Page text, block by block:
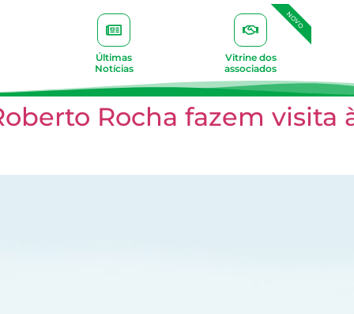
Últimas
Notícias
Vitrine dos
associados
NOVO
Rocha fazem visita